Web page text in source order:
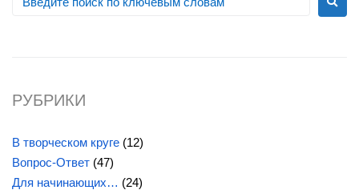
РУБРИКИ
В творческом круге (12)
Вопрос-Ответ (47)
Для начинающих… (24)